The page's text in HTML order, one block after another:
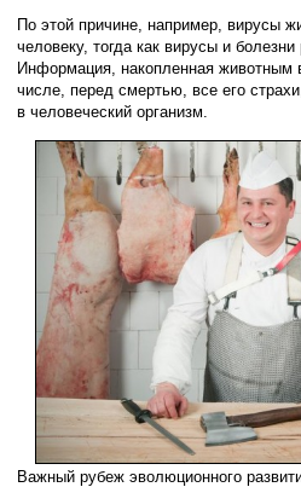
По этой причине, например, вирусы
человеку, тогда как вирусы и
Информация, накопленная животным
числе, перед смертью, все его
в человеческий организм.
Важный рубеж эволюционного